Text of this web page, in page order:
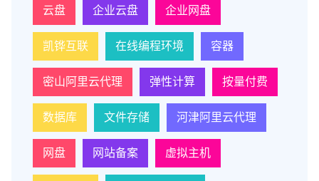
云盘 企业云盘 企业网盘
凯铧互联 在线编程环境 容器
密山阿里云代理 弹性计算 按量付费
数据库 文件存储 河津阿里云代理
网盘 网站备案 虚拟主机